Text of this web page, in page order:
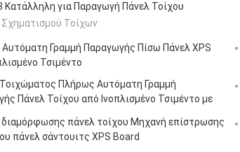
Κατάλληλη για Παραγωγή Πάνελ Τοίχου
Τοίχων
Γραμμή Παραγωγής Πίσω Πάνελ XPS
Τσιμέντο
Πλήρως Αυτόματη Γραμμή
Πάνελ Τοίχου από Ινοπλισμένο Τσιμέντο με
πάνελ τοίχου Μηχανή επίστρωσης
πάνελ σάντουιτς XPS Board